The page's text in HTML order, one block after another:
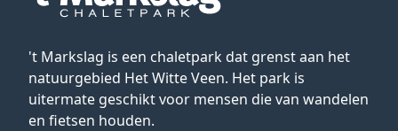
't Markslag is een chaletpark dat grenst aan het
natuurgebied Het Witte Veen. Het park is
uitermate geschikt voor mensen die van wandelen
en fietsen houden.